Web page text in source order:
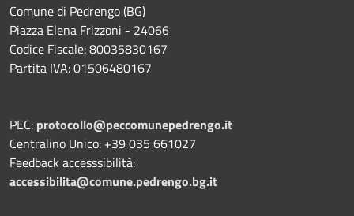
Comune di Pedrengo (BG)
Piazza Elena Frizzoni - 24066
Codice Fiscale: 80035830167
Partita IVA: 01506480167
PEC: protocollo@peccomunepedrengo.it
Centralino Unico: +39 035 661027
Feedback accesssibilità:
accessibilita@comune.pedrengo.bg.it